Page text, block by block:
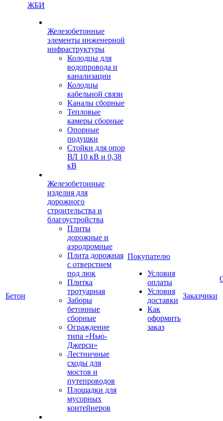
Бетон
ЖБИ
Железобетонные
элементы инженерной
инфраструктуры
Колодцы для
водопровода и
канализации
Колодцы
кабельной связи
Каналы сборные
Тепловые
камеры сборные
Опорные
подушки
Стойки для опор
ВЛ 10 кВ и 0,38
кВ
Железобетонные
изделия для
дорожного
строительства и
благоустройства
Плиты
дорожные и
аэродромные
Плита дорожная
с отверстием
под люк
Плитка
тротуарная
Заборы
бетонные
сборные
Ограждение
типа «Нью-
Джерси»
Лестничные
сходы для
мостов и
путепроводов
Площадки для
мусорных
контейнеров
Покупателю
Условия
оплаты
Условия
доставки
Как
оформить
заказ
Заказчики